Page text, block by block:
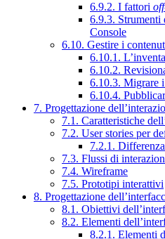
6.9.2. I fattori
6.9.3. Strumenti
Console
6.10. Gestire i
6.10.1.
6.10.2.
6.10.3. Migrare
6.10.4.
7. Progettazione
7.1. Caratteristiche
7.2. User stories per
7.2.1.
7.3. Flussi di
7.4. Wireframe
7.5. Prototipi interattivi
8. Progettazione
8.1. Obiettivi
8.2. Elementi
8.2.1. Elementi